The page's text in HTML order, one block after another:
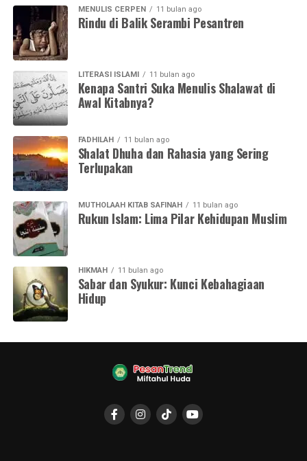
MENULIS CERPEN 11 bulan ago
Rindu di Balik Serambi Pesantren
LITERASI ISLAMI 11 bulan ago
Kenapa Santri Suka Menulis Shalawat di
Awal Kitabnya?
FADHILAH 11 bulan ago
Shalat Dhuha dan Rahasia yang Sering
Terlupakan
MUTHOLAAH KITAB SAFINAH 11 bulan ago
Rukun Islam: Lima Pilar Kehidupan Muslim
HIKMAH 11 bulan ago
Sabar dan Syukur: Kunci Kebahagiaan
Hidup